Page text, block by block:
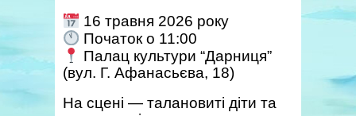
16 травня 2026 року
Початок о 11:00
Палац культури “Дарниця”
(вул. Г. Афанасьєва, 18)
На сцені — талановиті діти та